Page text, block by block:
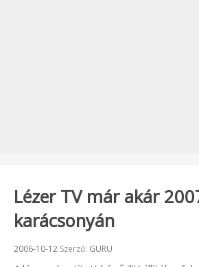
Lézer TV már akár
karácsonyán
Beküldve:
2006-10-12 Szerző: GURU